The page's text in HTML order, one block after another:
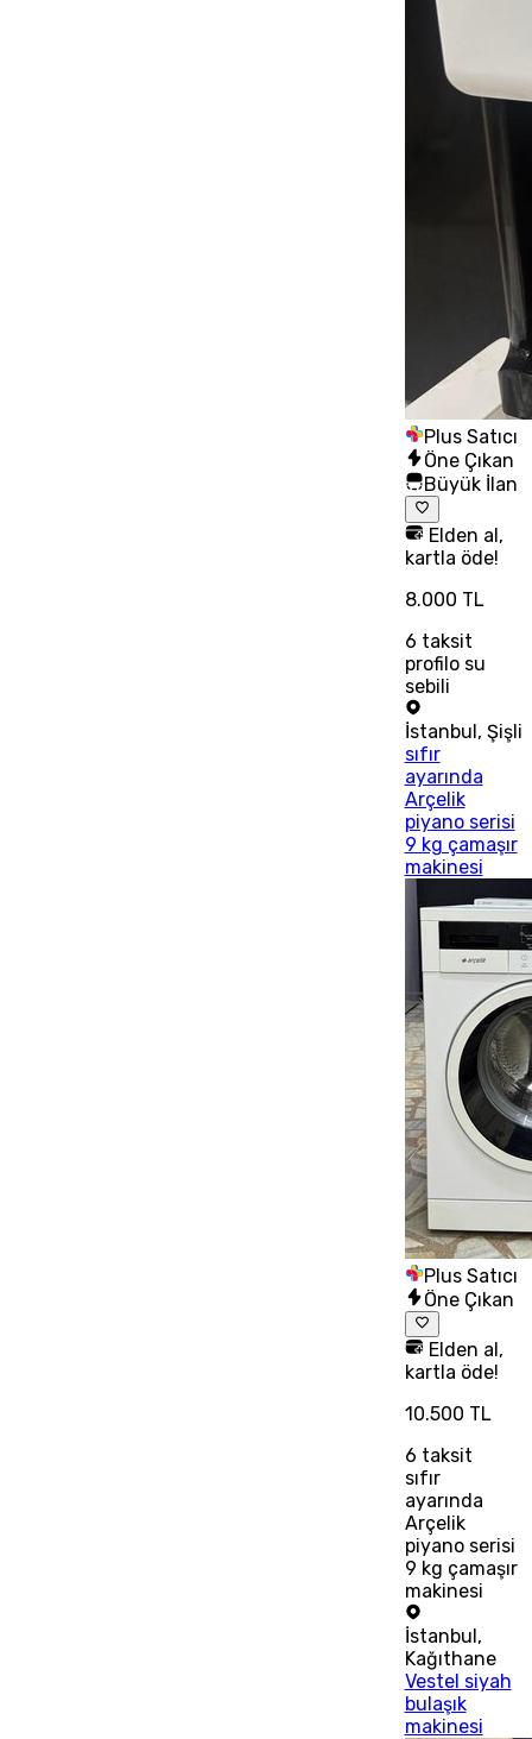
Plus Satıcı
Öne Çıkan
Büyük İlan
Elden al,
kartla öde!
8.000 TL
6 taksit
profilo su
sebili
İstanbul, Şişli
sıfır
ayarında
Arçelik
piyano serisi
9 kg çamaşır
makinesi
Plus Satıcı
Öne Çıkan
Elden al,
kartla öde!
10.500 TL
6 taksit
sıfır
ayarında
Arçelik
piyano serisi
9 kg çamaşır
makinesi
İstanbul,
Kağıthane
Vestel siyah
bulaşık
makinesi